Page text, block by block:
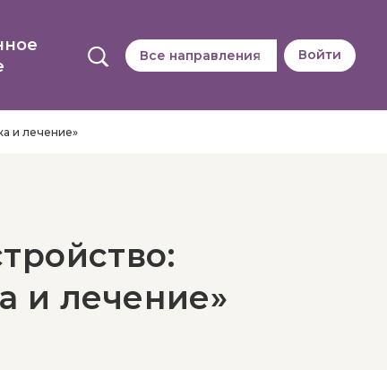
Все направления Войти
и лечение»
и лечение»